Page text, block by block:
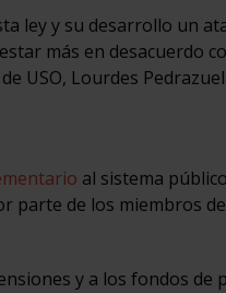
ley y su desarrollo un
más en desacuerdo
USO, Lourdes
al sistema
parte de los miembros
y a los fondos de